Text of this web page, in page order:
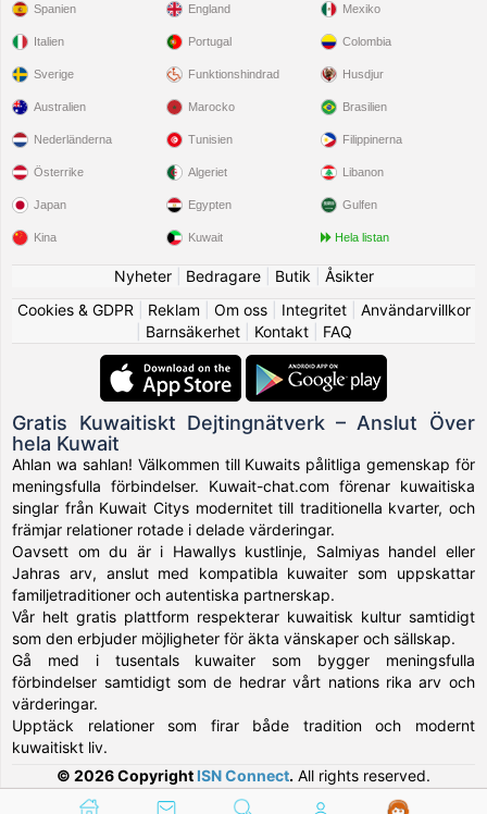
Spanien
Italien
Sverige
England
Portugal
Funktionshindrad
Mexiko
Colombia
Husdjur
Australien
Nederländerna
Österrike
Japan
Kina
Marocko
Tunisien
Algeriet
Egypten
Kuwait
Brasilien
Filippinerna
Libanon
Gulfen
Hela listan
Nyheter| Bedragare| Butik
Åsikter
Cookies & GDPR
Reklam Om oss| Integritet| Användarvillkor
Barnsäkerhet| Kontakt| FAQ
Gratis Kuwaitiskt Dejtingnätverk – Anslut Över
hela Kuwait
Ahlan wa sahlan! Välkommen till Kuwaits pålitliga gemenskap för
meningsfulla förbindelser. Kuwait-chat.com förenar kuwaitiska
singlar från Kuwait Citys modernitet till traditionella kvarter, och
främjar relationer rotade i delade värderingar.
Oavsett om du är i Hawallys kustlinje, Salmiyas handel eller
Jahras arv, anslut med kompatibla kuwaiter som uppskattar
familjetraditioner och autentiska partnerskap.
Vår helt gratis plattform respekterar kuwaitisk kultur samtidigt
som den erbjuder möjligheter för äkta vänskaper och sällskap.
Gå med i tusentals kuwaiter som bygger meningsfulla
förbindelser samtidigt som de hedrar vårt nations rika arv och
värderingar.
Upptäck relationer som firar både tradition och modernt
kuwaitiskt liv.
© 2026 Copyright ISN Connect. All rights reserved.